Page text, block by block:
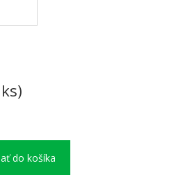
do košíka